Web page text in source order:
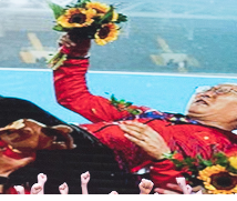
입학금/수업료
교복구입안내
유초등 소식지